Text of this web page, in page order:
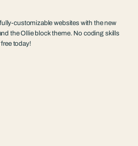
customizable websites with the new
the Ollie block theme. No coding skills
today!